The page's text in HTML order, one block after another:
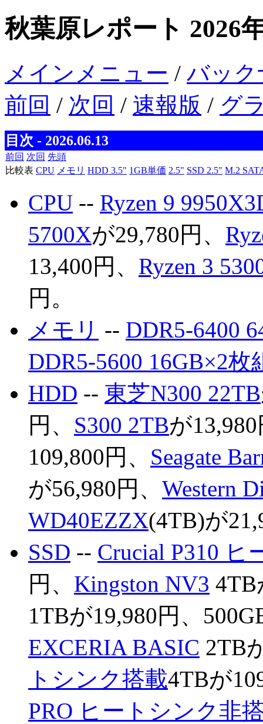
秋葉原レポート 2026
メインメニュー / バッ
前回 / 次回 / 速報版 / グ
目次 - 2026.06.13
前回 次回 先頭
比較表 CPU メモリ HDD 3.5" 1GB単価 2.5" SSD 2.5" M.2
CPU -- Ryzen 9
5700Xが29,780円、
13,400円、 Ryzen 3
円。
メモリ -- DDR5-6400
DDR5-5600 16GB×2枚
HDD -- 東芝N300 22TB
円、 S300 2TBが
109,800円、 Seagate
が56,980円、 Western
WD40EZZX(4TB)が
SSD -- Crucial P310
円、 Kingston NV3 4TB
1TBが19,980円、
EXCERIA BASIC 2TB
トシンク搭載4TBが
PRO ヒートシンク非